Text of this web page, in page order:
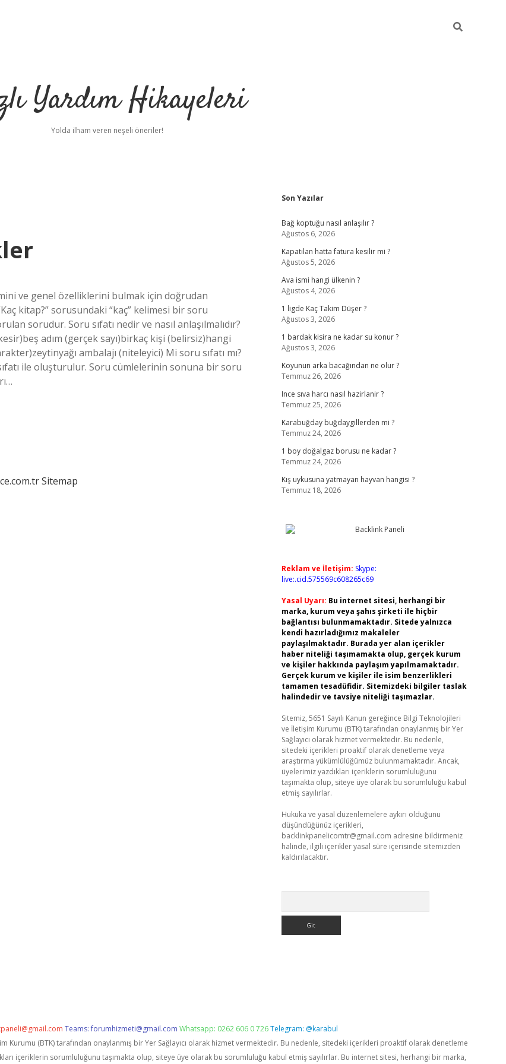
Yardım Hikayeleri
Yolda ilham veren neşeli öneriler!
ve genel özelliklerini bulmak için doğrudan
kitap?” sorusundaki “kaç” kelimesi bir soru
sorudur. Soru sıfatı nedir ve nasıl anlaşılmalıdır?
adım (gerçek sayı)birkaç kişi (belirsiz)hangi
ambalajı (niteleyici) Mi soru sıfatı mı?
ile oluşturulur. Soru cümlelerinin sonuna bir soru
Sitemap
Sidebar
Son Yazılar
Bağ koptuğu nasıl anlaşılır ?
Ağustos 6, 2026
Kapatılan hatta fatura kesilir mi ?
Ağustos 5, 2026
Ava ismi hangi ülkenin ?
Ağustos 4, 2026
1 ligde Kaç Takim Düşer ?
Ağustos 3, 2026
1 bardak kisira ne kadar su konur ?
Ağustos 3, 2026
Koyunun arka bacağından ne olur ?
Temmuz 26, 2026
Ince sıva harcı nasıl hazirlanir ?
Temmuz 25, 2026
Karabuğday buğdaygillerden mi ?
Temmuz 24, 2026
1 boy doğalgaz borusu ne kadar ?
Temmuz 24, 2026
Kış uykusuna yatmayan hayvan hangisi ?
Temmuz 18, 2026
Reklam ve İletişim: Skype:
live:.cid.575569c608265c69
Yasal Uyarı: Bu internet sitesi, herhangi bir
marka, kurum veya şahıs şirketi ile hiçbir
bağlantısı bulunmamaktadır. Sitede yalnızca
kendi hazırladığımız makaleler
paylaşılmaktadır. Burada yer alan içerikler
haber niteliği taşımamakta olup, gerçek kurum
ve kişiler hakkında paylaşım yapılmamaktadır.
Gerçek kurum ve kişiler ile isim benzerlikleri
tamamen tesadüfidir. Sitemizdeki bilgiler taslak
halindedir ve tavsiye niteliği taşımazlar.
Sitemiz, 5651 Sayılı Kanun gereğince Bilgi Teknolojileri
ve İletişim Kurumu (BTK) tarafından onaylanmış bir Yer
Sağlayıcı olarak hizmet vermektedir. Bu nedenle,
sitedeki içerikleri proaktif olarak denetleme veya
araştırma yükümlülüğümüz bulunmamaktadır. Ancak,
üyelerimiz yazdıkları içeriklerin sorumluluğunu
taşımakta olup, siteye üye olarak bu sorumluluğu kabul
etmiş sayılırlar.
Hukuka ve yasal düzenlemelere aykırı olduğunu
düşündüğünüz içerikleri,
backlinkpanelicomtr@gmail.com adresine bildirmeniz
halinde, ilgili içerikler yasal süre içerisinde sitemizden
kaldırılacaktır.
Teams:forumhizmeti@gmail.com Whatsapp: 0262 606 0 726Telegram: @karabul
Kurumu (BTK) tarafından onaylanmış bir Yer Sağlayıcı olarak hizmet vermektedir. Bu nedenle, sitedeki içerikleri proaktif olarak denetleme
içeriklerin sorumluluğunu taşımakta olup, siteye üye olarak bu sorumluluğu kabul etmiş sayılırlar. Bu internet sitesi, herhangi bir marka,